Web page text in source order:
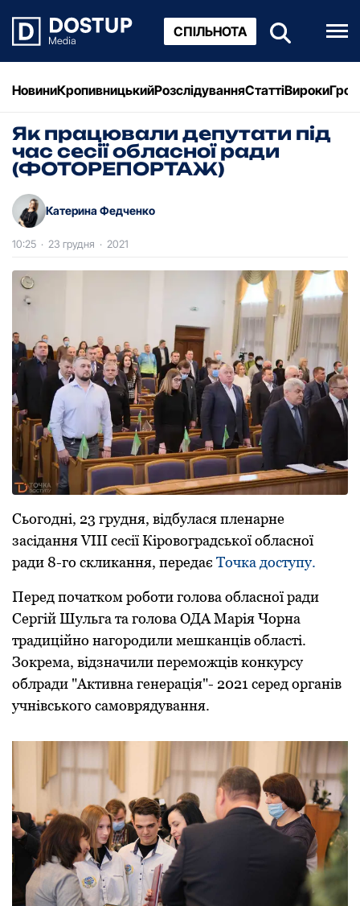
СПІЛЬНОТА
НовиниКропивницькийРозслідуванняСтаттіВироки
Як працювали депутати під
час сесії обласної ради
(ФОТОРЕПОРТАЖ)
Катерина Федченко
10:25 · 23 грудня · 2021
Сьогодні, 23 грудня, відбулася пленарне
засідання VІІІ сесії Кіровоградської обласної
ради 8-го скликання, передає Точка доступу.
Перед початком роботи голова обласної ради
Сергій Шульга та голова ОДА Марія Чорна
традиційно нагородили мешканців області.
Зокрема, відзначили переможців конкурсу
облради "Активна генерація"- 2021 серед органів
учнівського самоврядування.